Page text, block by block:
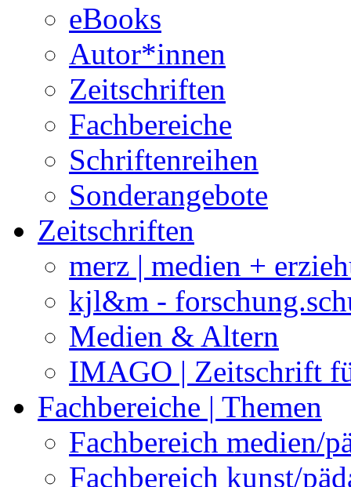
eBooks
Autor*innen
Zeitschriften
Fachbereiche
Schriftenreihen
Sonderangebote
Zeitschriften
merz | medien +
kjl&m -
Medien & Altern
IMAGO | Zeitschrift
Fachbereiche | Themen
Fachbereich medien/
Fachbereich kunst/